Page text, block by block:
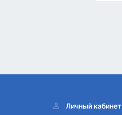
Личный кабинет